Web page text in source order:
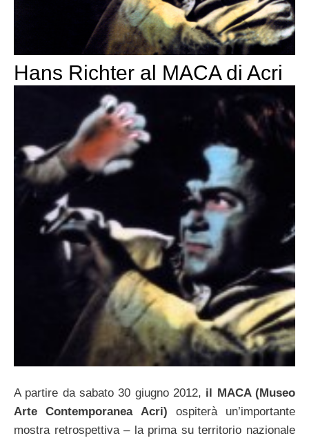
Hans Richter al MACA di Acri
A partire da sabato 30 giugno 2012, il MACA (Museo
Arte Contemporanea Acri) ospiterà un’importante
mostra retrospettiva – la prima su territorio nazionale